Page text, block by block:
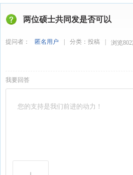
两位硕士共同发是否可以
提问者： 匿名用户 分类： 投稿 浏览
我要回答